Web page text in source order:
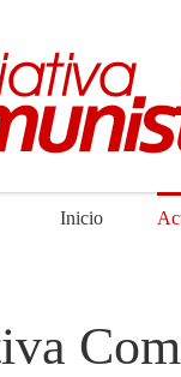
Inicio